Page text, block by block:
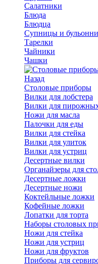
Салатники
Блюда
Блюдца
Супницы и
Тарелки
Чайники
Чашки
Назад
Cтоловые приборы
Вилки для лобстера
Вилки для
Ножи для масла
Палочки для еды
Вилки для стейка
Вилки для улиток
Вилки для устриц
Десертные вилки
Органайзеры для
Десертные ложки
Десертные ножи
Коктейльные ложки
Кофейные ложки
Лопатки для торта
Наборы столовых
Ножи для стейка
Ножи для устриц
Ножи для фруктов
Приборы для